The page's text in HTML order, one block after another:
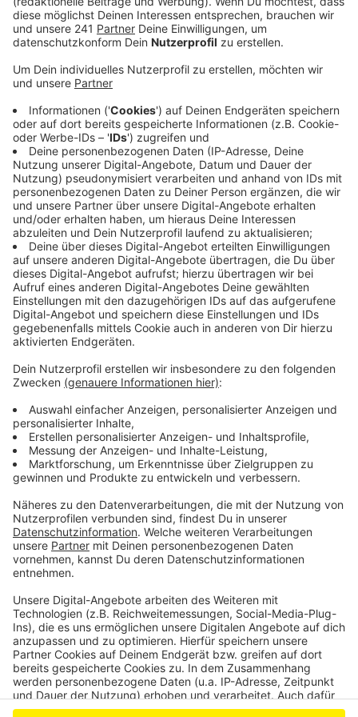
Anzeige
Anzeige
geht um zwei Pfeiler auf dem Areal rund um den
Posttower. Das habe man der Stadt am 28. März
mitgeteilt, so eine DHL-Sprecherin. Auf eine Antwort
warte man noch immer.
Anzeige
Nicht der erste Rückschlag
Anzeige
Die Stadt ist aktuell auf der Suche nach einem
Seilbahn-Hersteller. Erst dann können die endgültige
Route und damit auch die Positionen für die insgesamt
34 Stützpfeiler festgelegt werden. Erst vergangenen
Monat musste die Endhaltestelle an der Beueler
Rheinseite umgeplant werden, weil eine
Sicherheitsbehörde nicht wollte, dass Gondeln über ihr
Dach fahren.
Anzeige
Anzeige